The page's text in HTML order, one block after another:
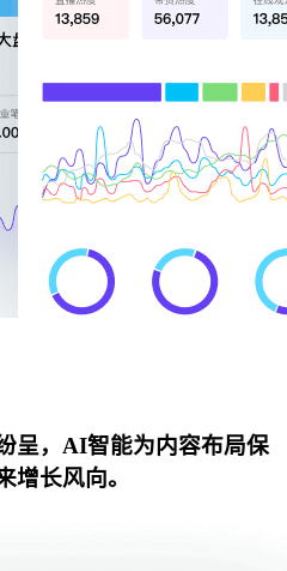
呈，AI智能为内容布局保
增长风向。